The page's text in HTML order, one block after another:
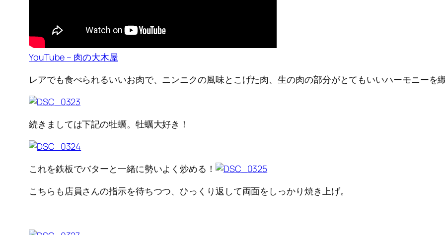
YouTube – 肉の大木屋
レアでも食べられるいいお肉で、ニンニクの風味とこげた肉、生の肉の部分がとてもいいハーモニーを
続きましては下記の牡蠣。牡蠣大好き！
これを鉄板でバターと一緒に勢いよく炒める！
こちらも店員さんの指示を待ちつつ、ひっくり返して両面をしっかり焼き上げ。